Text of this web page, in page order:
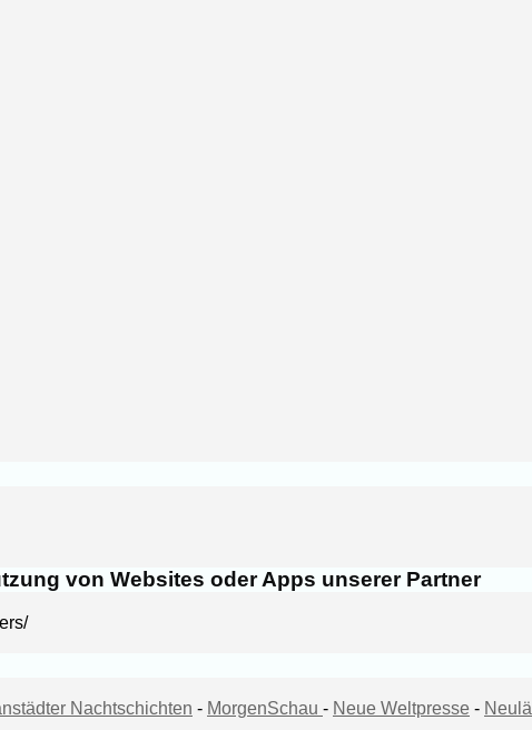
von Websites oder Apps unserer Partner
Nachtschichten - MorgenSchau - Neue Weltpresse -